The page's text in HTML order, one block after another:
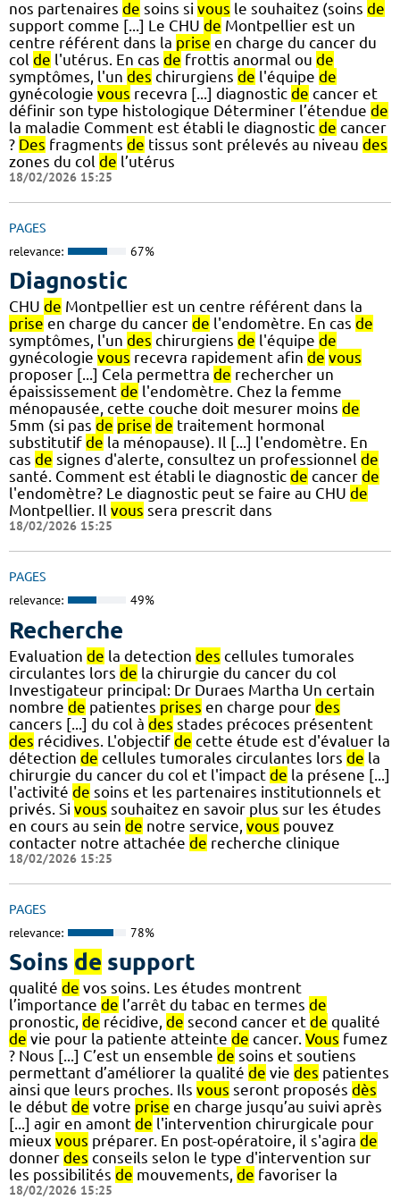
nos partenaires de soins si vous le souhaitez (soins de
support comme [...] Le CHU de Montpellier est un
centre référent dans la prise en charge du cancer du
col de l'utérus. En cas de frottis anormal ou de
symptômes, l'un des chirurgiens de l'équipe de
gynécologie vous recevra [...] diagnostic de cancer et
définir son type histologique Déterminer l’étendue de
la maladie Comment est établi le diagnostic de cancer
? Des fragments de tissus sont prélevés au niveau des
zones du col de l’utérus
18/02/2026 15:25
PAGES
relevance: 67%
Diagnostic
CHU de Montpellier est un centre référent dans la
prise en charge du cancer de l'endomètre. En cas de
symptômes, l'un des chirurgiens de l'équipe de
gynécologie vous recevra rapidement afin de vous
proposer [...] Cela permettra de rechercher un
épaississement de l'endomètre. Chez la femme
ménopausée, cette couche doit mesurer moins de
5mm (si pas de prise de traitement hormonal
substitutif de la ménopause). Il [...] l'endomètre. En
cas de signes d'alerte, consultez un professionnel de
santé. Comment est établi le diagnostic de cancer de
l'endomètre? Le diagnostic peut se faire au CHU de
Montpellier. Il vous sera prescrit dans
18/02/2026 15:25
PAGES
relevance: 49%
Recherche
Evaluation de la detection des cellules tumorales
circulantes lors de la chirurgie du cancer du col
Investigateur principal: Dr Duraes Martha Un certain
nombre de patientes prises en charge pour des
cancers [...] du col à des stades précoces présentent
des récidives. L'objectif de cette étude est d'évaluer la
détection de cellules tumorales circulantes lors de la
chirurgie du cancer du col et l'impact de la présene [...]
l'activité de soins et les partenaires institutionnels et
privés. Si vous souhaitez en savoir plus sur les études
en cours au sein de notre service, vous pouvez
contacter notre attachée de recherche clinique
18/02/2026 15:25
PAGES
relevance: 78%
Soins de support
qualité de vos soins. Les études montrent
l’importance de l’arrêt du tabac en termes de
pronostic, de récidive, de second cancer et de qualité
de vie pour la patiente atteinte de cancer. Vous fumez
? Nous [...] C’est un ensemble de soins et soutiens
permettant d’améliorer la qualité de vie des patientes
ainsi que leurs proches. Ils vous seront proposés dès
le début de votre prise en charge jusqu’au suivi après
[...] agir en amont de l'intervention chirurgicale pour
mieux vous préparer. En post-opératoire, il s'agira de
donner des conseils selon le type d'intervention sur
les possibilités de mouvements, de favoriser la
18/02/2026 15:25